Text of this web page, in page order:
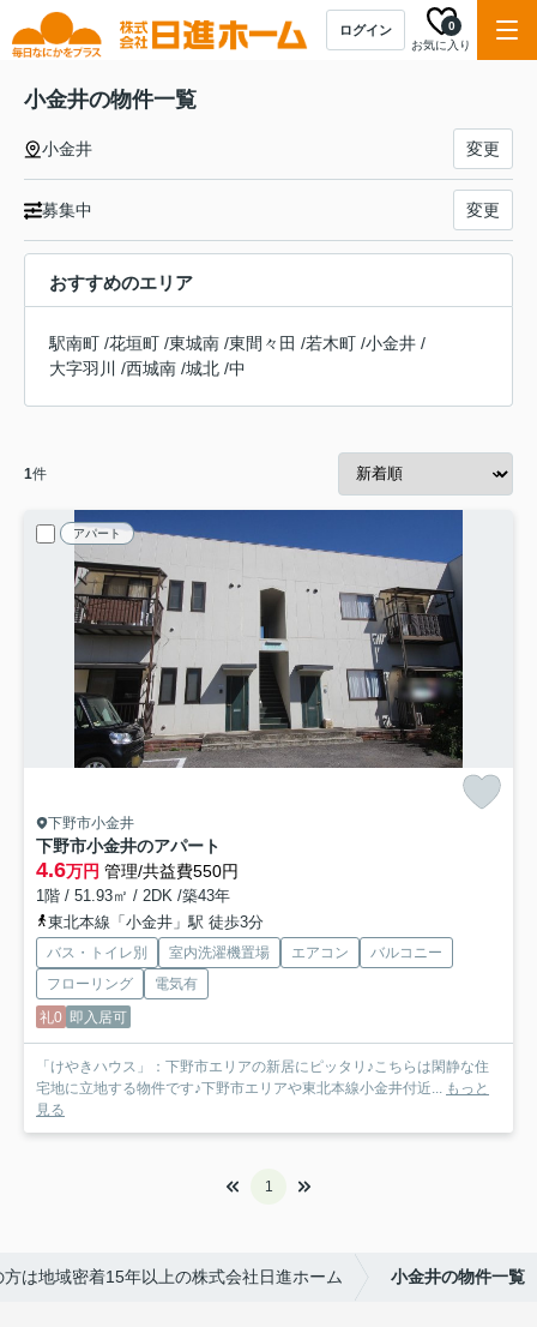
ログイン
お気に入り
0
小金井の物件一覧
小金井 変更
募集中 変更
おすすめのエリア
駅南町 /花垣町 /東城南 /東間々田 /若木町 /小金井 /
大字羽川
/西城南 /城北 /中
1件
アパート
下野市小金井
下野市小金井のアパート
4.6万円 管理/共益費550円
1階 / 51.93㎡ / 2DK /築43年
東北本線「小金井」駅 徒歩3分
バス・トイレ別 室内洗濯機置場 エアコン
バルコニー
フローリング
電気有
礼0 即入居可
「けやきハウス」：下野市エリアの新居にピッタリ♪こちらは閑静な住
宅地に立地する物件です♪下野市エリアや東北本線小金井付近... もっと
見る
1
は地域密着15年以上の株式会社日進ホーム 小金井の物件一覧